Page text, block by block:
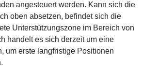
angesteuert werden. Kann sich die
oben absetzen, befindet sich die
Unterstützungszone im Bereich von
handelt es sich derzeit um eine
um erste langfristige Positionen